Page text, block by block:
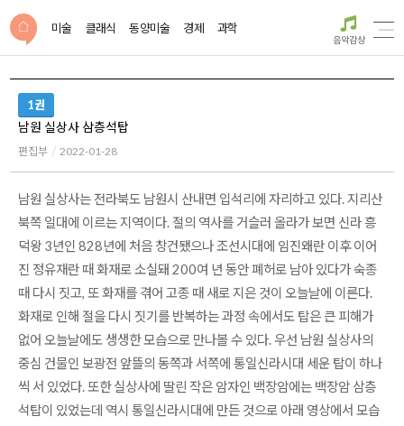
미술 클래식 동양미술 경제 과학
음악감상
1권
남원 실상사 삼층석탑
편집부 2022-01-28
남원 실상사는 전라북도 남원시 산내면 입석리에 자리하고 있다. 지리산
북쪽 일대에 이르는 지역이다. 절의 역사를 거슬러 올라가 보면 신라 흥
덕왕 3년인 828년에 처음 창건됐으나 조선시대에 임진왜란 이후 이어
진 정유재란 때 화재로 소실돼 200여 년 동안 폐허로 남아 있다가 숙종
때 다시 짓고, 또 화재를 겪어 고종 때 새로 지은 것이 오늘날에 이른다.
화재로 인해 절을 다시 짓기를 반복하는 과정 속에서도 탑은 큰 피해가
없어 오늘날에도 생생한 모습으로 만나볼 수 있다. 우선 남원 실상사의
중심 건물인 보광전 앞뜰의 동쪽과 서쪽에 통일신라시대 세운 탑이 하나
씩 서 있었다. 또한 실상사에 딸린 작은 암자인 백장암에는 백장암 삼층
석탑이 있었는데 역시 통일신라시대에 만든 것으로 아래 영상에서 모습